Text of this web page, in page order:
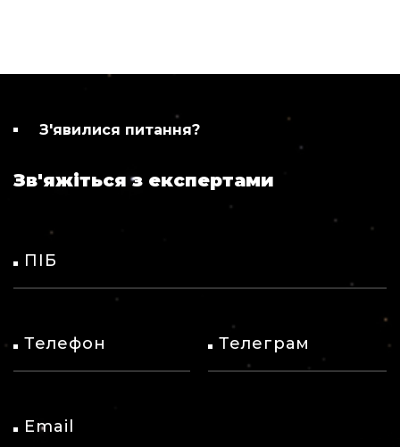
З'явилися питання?
Зв'яжіться з експертами
ПІБ
Телефон Телеграм
Email